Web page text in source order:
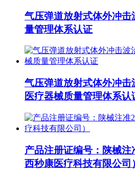
气压弹道放射式体外冲击
量管理体系认证
气压弹道放射式体外冲击
医疗器械质量管理体系认
产品注册证编号：陕械注
西秒康医疗科技有限公司